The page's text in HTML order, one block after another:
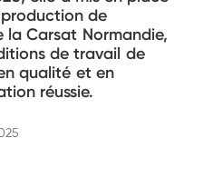
de
la Carsat Normandie,
de travail de
qualité et en
réussie.